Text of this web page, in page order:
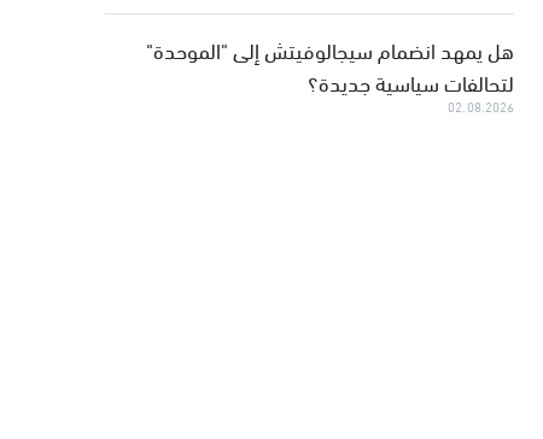
هل يمهد انضمام سيجالوفيتش إلى "الموحدة"
لتحالفات سياسية جديدة؟
02.08.2026